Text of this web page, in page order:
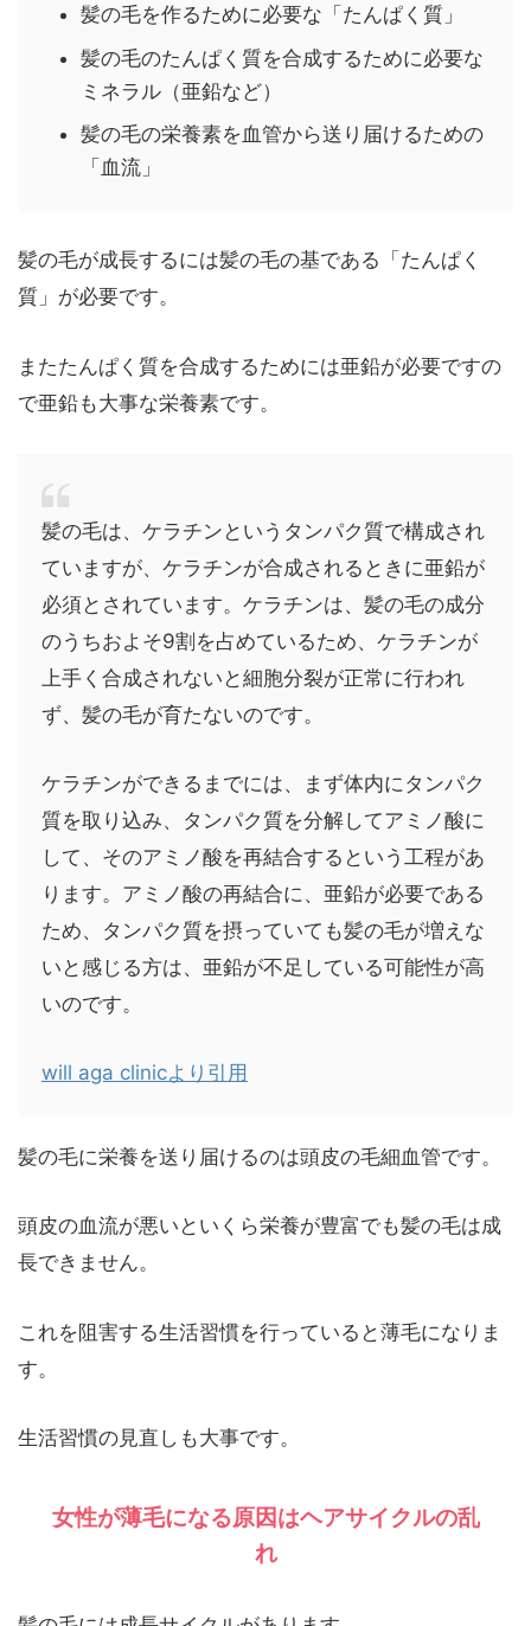
髪の毛を作るために必要な「たんぱく質」
髪の毛のたんぱく質を合成するために必要な
ミネラル（亜鉛など）
髪の毛の栄養素を血管から送り届けるための
「血流」
髪の毛が成長するには髪の毛の基である「たんぱく
質」が必要です。
またたんぱく質を合成するためには亜鉛が必要ですの
で亜鉛も大事な栄養素です。
髪の毛は、ケラチンというタンパク質で構成され
ていますが、ケラチンが合成されるときに亜鉛が
必須とされています。ケラチンは、髪の毛の成分
のうちおよそ9割を占めているため、ケラチンが
上手く合成されないと細胞分裂が正常に行われ
ず、髪の毛が育たないのです。
ケラチンができるまでには、まず体内にタンパク
質を取り込み、タンパク質を分解してアミノ酸に
して、そのアミノ酸を再結合するという工程があ
ります。アミノ酸の再結合に、亜鉛が必要である
ため、タンパク質を摂っていても髪の毛が増えな
いと感じる方は、亜鉛が不足している可能性が高
いのです。
will aga clinicより引用
髪の毛に栄養を送り届けるのは頭皮の毛細血管です。
頭皮の血流が悪いといくら栄養が豊富でも髪の毛は成
長できません。
これを阻害する生活習慣を行っていると薄毛になりま
す。
生活習慣の見直しも大事です。
女性が薄毛になる原因はヘアサイクルの乱
れ